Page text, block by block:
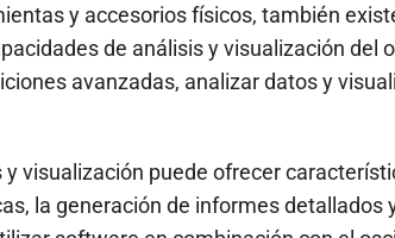
y accesorios físicos, también
de análisis y visualización del
avanzadas, analizar datos y
y visualización puede ofrecer
la generación de informes detallados